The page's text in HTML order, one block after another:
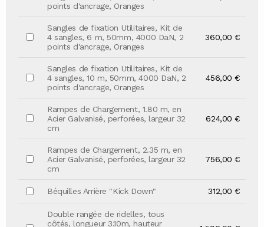
points d'ancrage, Oranges
Sangles de fixation Utilitaires, Kit de
4 sangles, 6 m, 50mm, 4000 DaN, 2
points d'ancrage, Oranges
360,00 €
Sangles de fixation Utilitaires, Kit de
4 sangles, 10 m, 50mm, 4000 DaN, 2
points d'ancrage, Oranges
456,00 €
Rampes de Chargement, 1.80 m, en
Acier Galvanisé, perforées, largeur 32
cm
624,00 €
Rampes de Chargement, 2.35 m, en
Acier Galvanisé, perforées, largeur 32
cm
756,00 €
Béquilles Arrière "Kick Down" 312,00 €
Double rangée de ridelles, tous
côtés, longueur 3.10m, hauteur